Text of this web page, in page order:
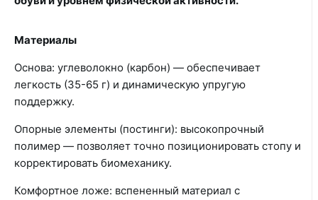
Материалы
Основа: углеволокно (карбон) — обеспечивает
легкость (35-65 г) и динамическую упругую
поддержку.
Опорные элементы (постинги): высокопрочный
полимер — позволяет точно позиционировать стопу и
корректировать биомеханику.
Комфортное ложе: вспененный материал с